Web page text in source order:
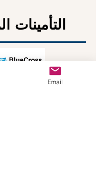
التأمينات
Email